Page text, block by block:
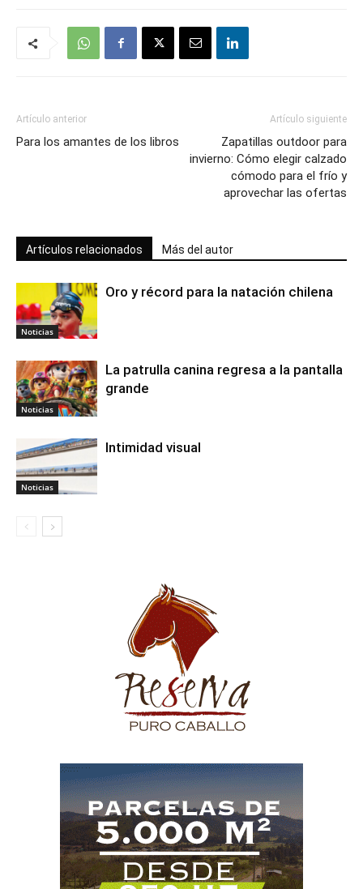
Artículo anterior
Para los amantes de los libros
Artículo siguiente
Zapatillas outdoor para
invierno: Cómo elegir calzado
cómodo para el frío y
aprovechar las ofertas
Artículos relacionados Más del autor
Noticias
Oro y récord para la natación chilena
Noticias
La patrulla canina regresa a la pantalla
grande
Noticias
Intimidad visual